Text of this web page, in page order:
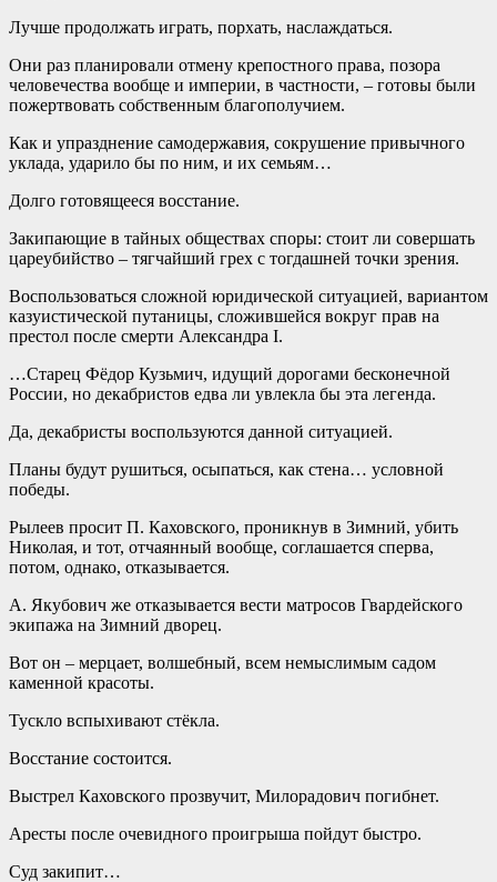
Лучше продолжать играть, порхать, наслаждаться.
Они раз планировали отмену крепостного права, позора
человечества вообще и империи, в частности, – готовы были
пожертвовать собственным благополучием.
Как и упразднение самодержавия, сокрушение привычного
уклада, ударило бы по ним, и их семьям…
Долго готовящееся восстание.
Закипающие в тайных обществах споры: стоит ли совершать
цареубийство – тягчайший грех с тогдашней точки зрения.
Воспользоваться сложной юридической ситуацией, вариантом
казуистической путаницы, сложившейся вокруг прав на
престол после смерти Александра I.
…Старец Фёдор Кузьмич, идущий дорогами бесконечной
России, но декабристов едва ли увлекла бы эта легенда.
Да, декабристы воспользуются данной ситуацией.
Планы будут рушиться, осыпаться, как стена… условной
победы.
Рылеев просит П. Каховского, проникнув в Зимний, убить
Николая, и тот, отчаянный вообще, соглашается сперва,
потом, однако, отказывается.
А. Якубович же отказывается вести матросов Гвардейского
экипажа на Зимний дворец.
Вот он – мерцает, волшебный, всем немыслимым садом
каменной красоты.
Тускло вспыхивают стёкла.
Восстание состоится.
Выстрел Каховского прозвучит, Милорадович погибнет.
Аресты после очевидного проигрыша пойдут быстро.
Суд закипит…